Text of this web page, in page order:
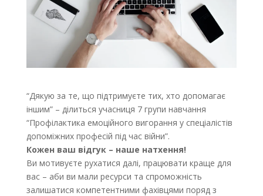
“Дякую за те, що підтримуєте тих, хто допомагає
іншим” – ділиться учасниця 7 групи навчання
“Профілактика емоційного вигорання у спеціалістів
допоміжних професій під час війни”.
Кожен ваш відгук – наше натхення!
Ви мотивуєте рухатися далі, працювати краще для
вас – аби ви мали ресурси та спроможність
залишатися компетентними фахівцями поряд з